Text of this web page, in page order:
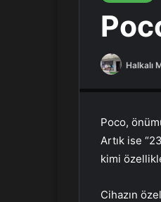
Halkalı
Poco,
Artık ise
kimi
Cihazın